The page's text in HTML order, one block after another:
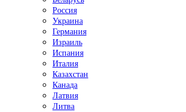
Россия
Украина
Германия
Израиль
Испания
Италия
Казахстан
Канада
Латвия
Литва